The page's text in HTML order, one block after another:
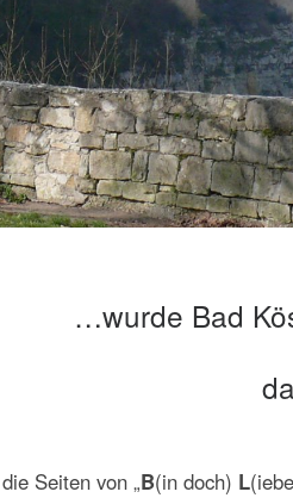
…wurde Bad
Seiten von „B(in doch) L